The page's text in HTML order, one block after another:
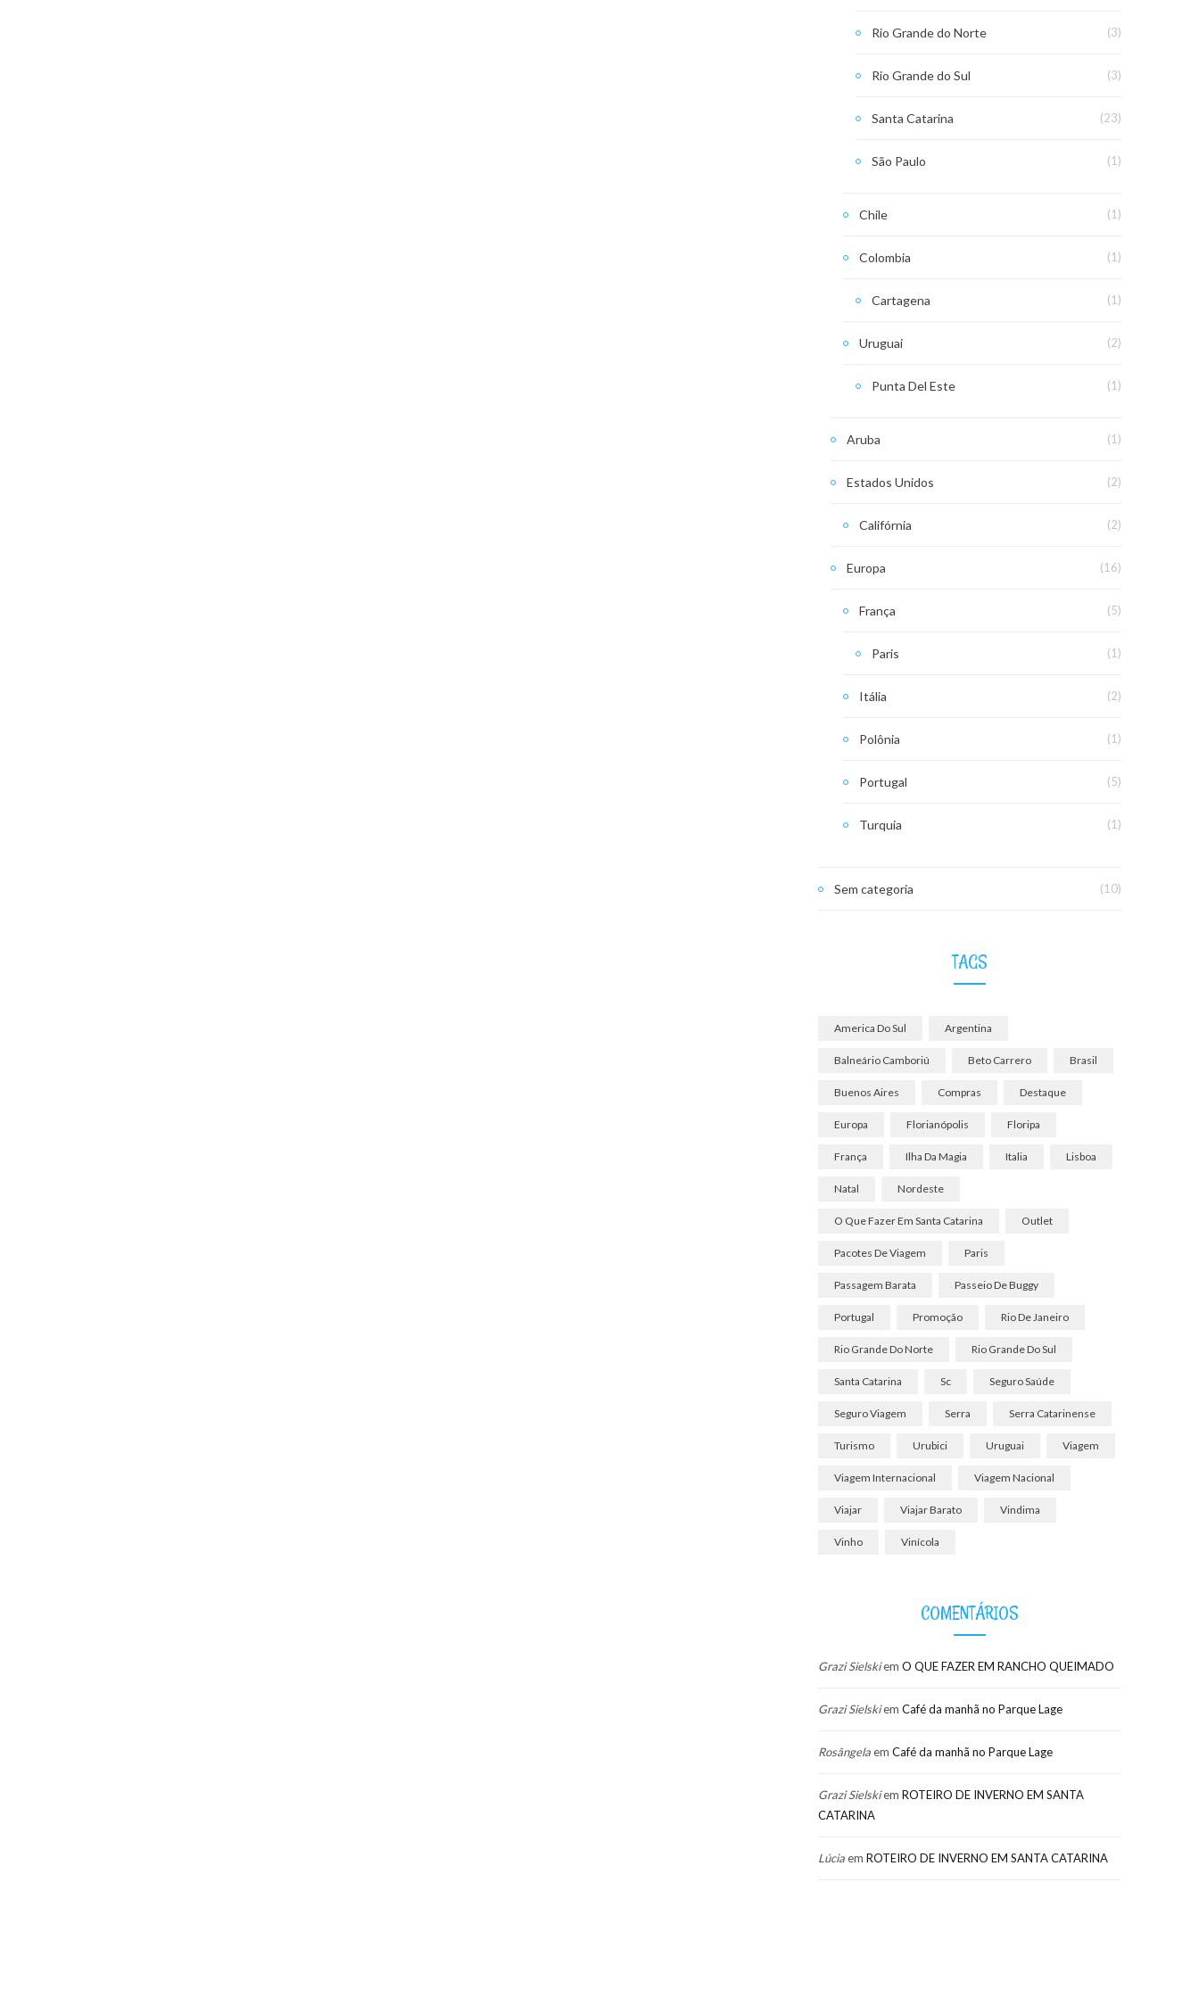
Rio Grande do Norte (3)
Rio Grande do Sul (3)
Santa Catarina (23)
São Paulo (1)
Chile (1)
Colombia (1)
Cartagena (1)
Uruguai (2)
Punta Del Este (1)
Aruba (1)
Estados Unidos (2)
Califórnia (2)
Europa (16)
França (5)
Paris (1)
Itália (2)
Polônia (1)
Portugal (5)
Turquia (1)
Sem categoria (10)
TAGS
America Do Sul Argentina
Balneário Camboriú Beto Carrero Brasil
Buenos Aires Compras Destaque
Europa Florianópolis Floripa
França Ilha Da Magia Italia Lisboa
Natal Nordeste
O Que Fazer Em Santa Catarina Outlet
Pacotes De Viagem Paris
Passagem Barata Passeio De Buggy
Portugal Promoção Rio De Janeiro
Rio Grande Do Norte Rio Grande Do Sul
Santa Catarina Sc Seguro Saúde
Seguro Viagem Serra Serra Catarinense
Turismo Urubici Uruguai Viagem
Viagem Internacional Viagem Nacional
Viajar Viajar Barato Vindima
Vinho Vinícola
COMENTÁRIOS
Grazi Sielskiem O QUE FAZER EM RANCHO QUEIMADO
Grazi Sielskiem Café da manhã no Parque Lage
Rosângelaem Café da manhã no Parque Lage
Grazi Sielskiem ROTEIRO DE INVERNO EM SANTA
CATARINA
Lúciaem ROTEIRO DE INVERNO EM SANTA CATARINA